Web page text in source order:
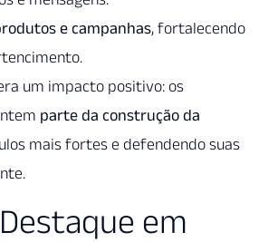
e campanhas, fortalecendo
um impacto positivo: os
parte da construção da
mais fortes e defendendo suas
em